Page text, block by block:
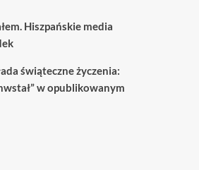
Hiszpańskie media
świąteczne życzenia:
w opublikowanym